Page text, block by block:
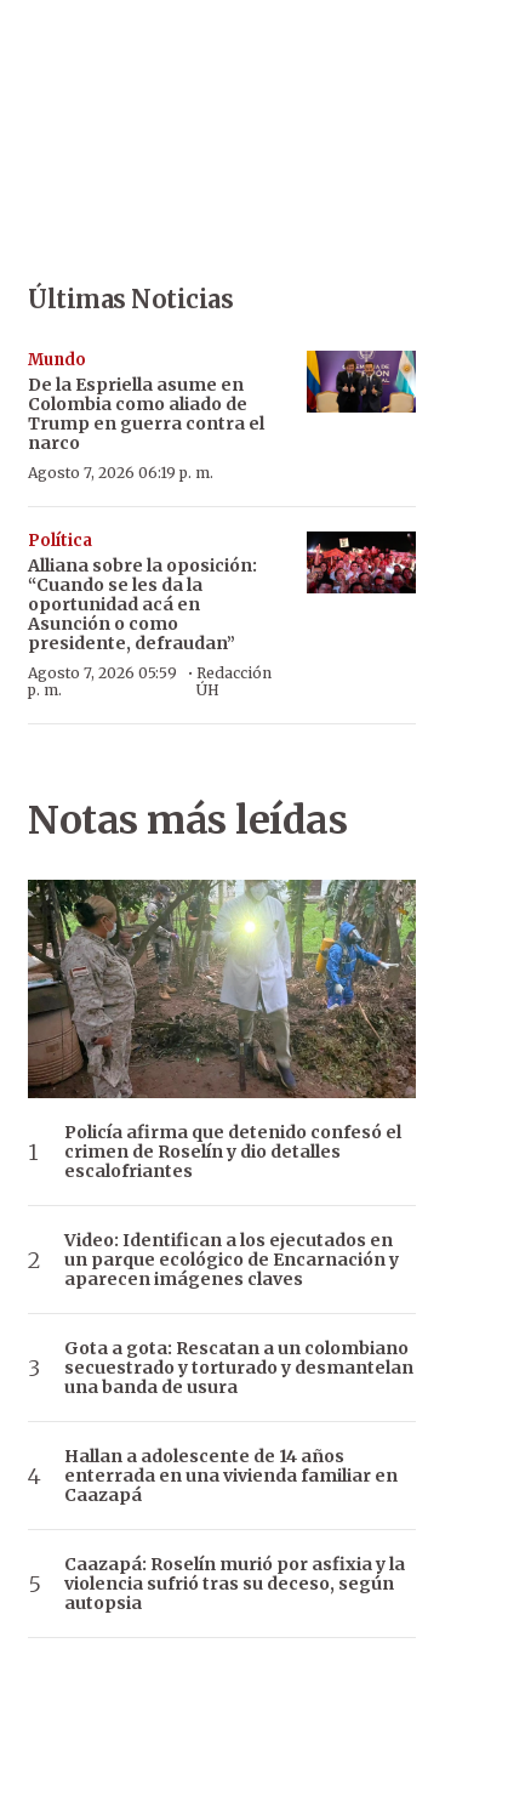
Últimas Noticias
Mundo
De la Espriella asume en
Colombia como aliado de
Trump en guerra contra el
narco
Agosto 7, 2026 06:19 p. m.
Política
Alliana sobre la oposición:
“Cuando se les da la
oportunidad acá en
Asunción o como
presidente, defraudan”
Agosto 7, 2026 05:59
p. m.
·Redacción
ÚH
Notas más leídas
Policía afirma que detenido confesó el
crimen de Roselín y dio detalles
escalofriantes
Video: Identifican a los ejecutados en
un parque ecológico de Encarnación y
aparecen imágenes claves
Gota a gota: Rescatan a un colombiano
secuestrado y torturado y desmantelan
una banda de usura
Hallan a adolescente de 14 años
enterrada en una vivienda familiar en
Caazapá
Caazapá: Roselín murió por asfixia y la
violencia sufrió tras su deceso, según
autopsia